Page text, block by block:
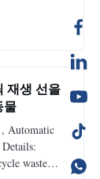
Automatic
재생 선을
물
Automatic
waste